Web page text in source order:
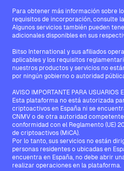
Para obtener más información sobre
requisitos de incorporación, consulte
Algunos servicios también pueden
adicionales disponibles en sus
Bitso International y sus afiliados
aplicables y los requisitos
nuestros productos y servicios no
por ningún gobierno o autoridad
AVISO IMPORTANTE PARA USUARIOS
Esta plataforma no está autorizada
criptoactivos en España ni se
CNMV o de otra autoridad
conformidad con el Reglamento (UE)
de criptoactivos (MiCA).
Por lo tanto, sus servicios no están
personas residentes o ubicadas en
encuentra en España, no debe abrir
realizar operaciones en la plataforma.